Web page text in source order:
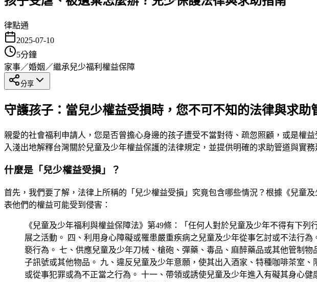
律點通
2025-07-10
5分鐘
家事／婚姻／繼承兒少福利 權益保障
分享
守護孩子：當兒少權益受損時，您不可不知的法律與求助
親愛的社會福利申請人，您是否曾擔心身邊的孩子遭受不當對待、疏忽照顧，或是權
入淺出地解釋台灣關於兒童及少年權益保護的法律規定，並提供明確的求助管道與實
什麼是「兒少權益受損」？
首先，我們要了解，法律上所稱的「兒少權益受損」究竟包含哪些情況？根據《兒童
表他們的權益可能受到侵害：
《兒童及少年福利與權益保障法》第49條：「任何人對於兒童及少年不得有下
展之活動。 四、利用身心障礙或罹患嚴重疾病之兒童及少年從事乞討或不法行
褻行為。 七、供應兒童及少年刀械、槍砲、彈藥、毒品、麻醉藥品或其他管制
子訊號或其他物品。 九、違反兒童及少年意願，使其出入酒家、特種咖啡茶室
或從事犯罪或為不正當之行為。 十一、帶領或誘使兒童及少年進入有礙其身心